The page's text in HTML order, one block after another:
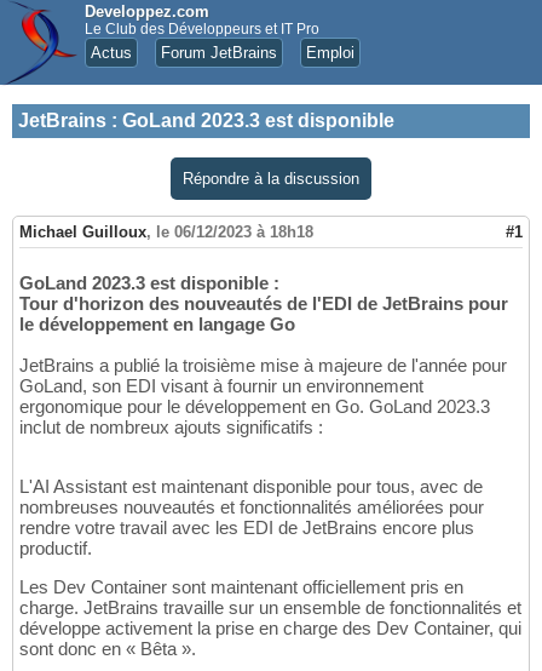
Developpez.com
Le Club des Développeurs et IT Pro
Actus Forum JetBrains Emploi
JetBrains : GoLand 2023.3 est disponible
Répondre à la discussion
Michael Guilloux, le 06/12/2023 à 18h18 #1
GoLand 2023.3 est disponible :
Tour d'horizon des nouveautés de l'EDI de JetBrains pour
le développement en langage Go
JetBrains a publié la troisième mise à majeure de l'année pour
GoLand, son EDI visant à fournir un environnement
ergonomique pour le développement en Go. GoLand 2023.3
inclut de nombreux ajouts significatifs :
L'AI Assistant est maintenant disponible pour tous, avec de
nombreuses nouveautés et fonctionnalités améliorées pour
rendre votre travail avec les EDI de JetBrains encore plus
productif.
Les Dev Container sont maintenant officiellement pris en
charge. JetBrains travaille sur un ensemble de fonctionnalités et
développe activement la prise en charge des Dev Container, qui
sont donc en « Bêta ».